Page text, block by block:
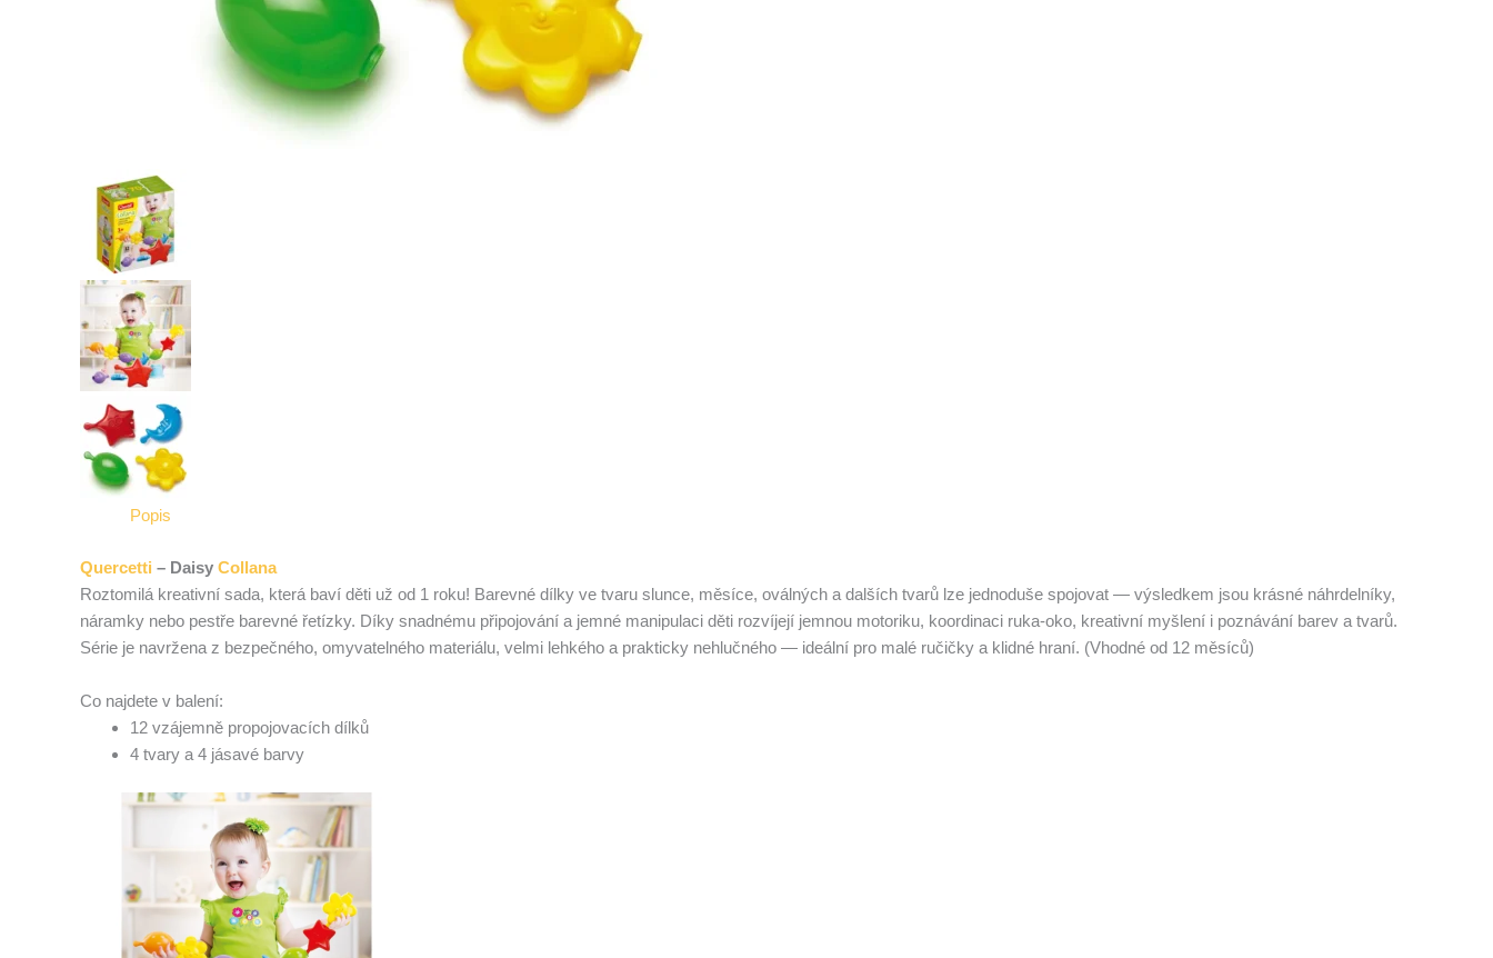
Popis
Quercetti – Daisy Collana
Roztomilá kreativní sada, která baví děti už od 1 roku! Barevné dílky ve tvaru slunce, měsíce, oválných a dalších tvarů lze jednoduše spojovat — výsledkem jsou krásné náhrdelníky,
náramky nebo pestře barevné řetízky. Díky snadnému připojování a jemné manipulaci děti rozvíjejí jemnou motoriku, koordinaci ruka-oko, kreativní myšlení i poznávání barev a tvarů.
Série je navržena z bezpečného, omyvatelného materiálu, velmi lehkého a prakticky nehlučného — ideální pro malé ručičky a klidné hraní. (Vhodné od 12 měsíců)
Co najdete v balení:
12 vzájemně propojovacích dílků
4 tvary a 4 jásavé barvy